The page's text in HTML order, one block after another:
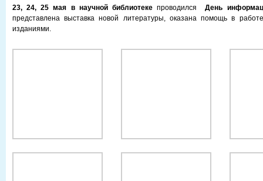
23, 24, 25 мая в научной библиотекепроводилсяДень
представлена выставка новой литературы, оказана помощь в
изданиями.